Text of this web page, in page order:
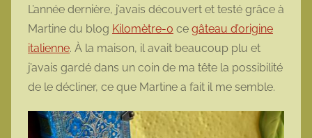
o
t
t
e
L’année dernière, j’avais découvert et testé grâce à
Martine du blog Kilomètre-0 ce gâteau d’origine
italienne. À la maison, il avait beaucoup plu et
j’avais gardé dans un coin de ma tête la possibilité
de le décliner, ce que Martine a fait il me semble.